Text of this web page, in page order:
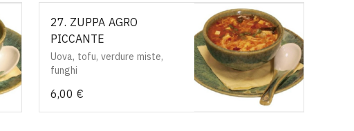
27. ZUPPA AGRO
PICCANTE
Uova, tofu, verdure miste,
funghi
6,00 €